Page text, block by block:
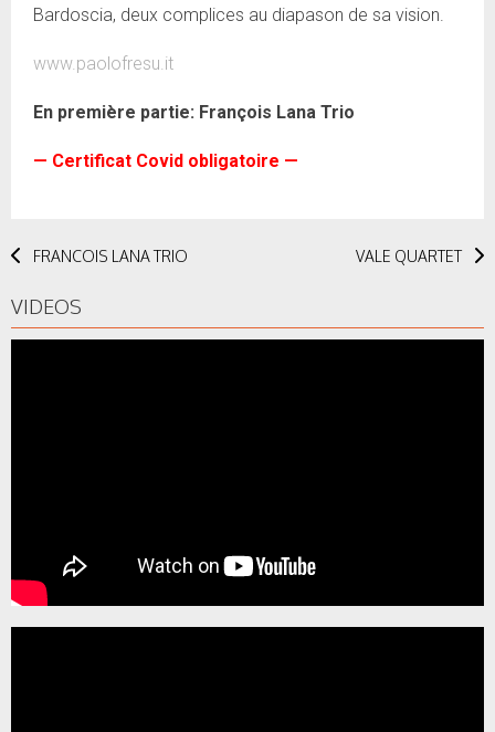
Bardoscia, deux complices au diapason de sa vision.
www.paolofresu.it
En première partie: François Lana Trio
— Certificat Covid obligatoire —
Post
navigation
FRANCOIS LANA TRIO VALE QUARTET
VIDEOS